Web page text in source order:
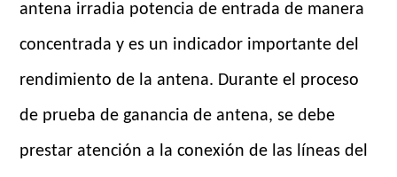
antena irradia potencia de entrada de manera
concentrada y es un indicador importante del
rendimiento de la antena. Durante el proceso
de prueba de ganancia de antena, se debe
prestar atención a la conexión de las líneas del